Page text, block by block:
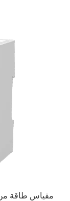
مقياس طاقة من